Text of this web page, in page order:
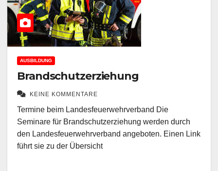
AUSBILDUNG
Brandschutzerziehung
Termine beim Landesfeuerwehrverband Die
Seminare für Brandschutzerziehung werden durch
den Landesfeuerwehrverband angeboten. Einen Link
führt sie zu der Übersicht